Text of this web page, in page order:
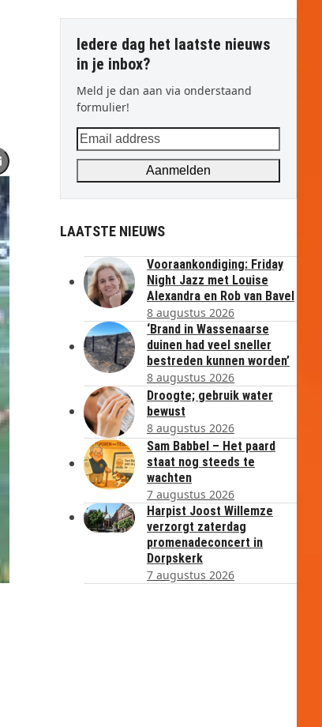
Iedere dag het laatste nieuws
in je inbox?
Meld je dan aan via onderstaand
formulier!
Email
address
Aanmelden
LAATSTE NIEUWS
Vooraankondiging: Friday
Night Jazz met Louise
Alexandra en Rob van Bavel
8 augustus 2026
‘Brand in Wassenaarse
duinen had veel sneller
bestreden kunnen worden’
8 augustus 2026
Droogte; gebruik water
bewust
8 augustus 2026
Sam Babbel – Het paard
staat nog steeds te
wachten
7 augustus 2026
Harpist Joost Willemze
verzorgt zaterdag
promenadeconcert in
Dorpskerk
7 augustus 2026